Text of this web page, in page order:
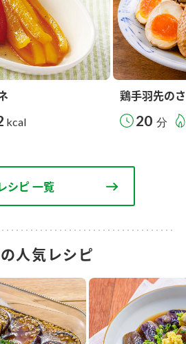
kcal
鶏手羽先の
20 分
シピ 一覧
人気レシピ